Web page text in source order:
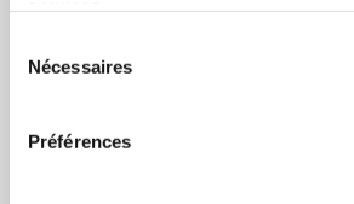
Nécessaires
Préférences
Vos droits et l'actualité
recevez l’essentiel pour
les enjeux sociaux et